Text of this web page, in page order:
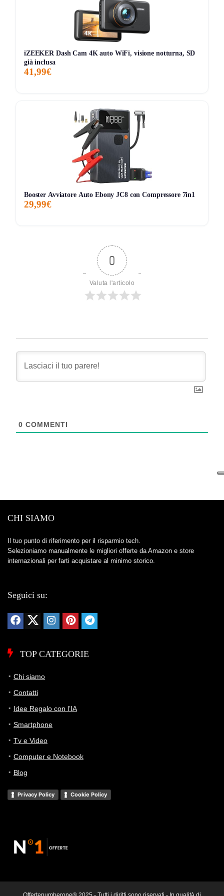
iZEEKER Dash Cam 4K auto WiFi, visione notturna, SD
già inclusa
41,99€
Booster Avviatore Auto Ebony JC8 con Compressore 7in1
29,99€
0
Valuta l'articolo
0 COMMENTI
CHI SIAMO
Il tuo punto di riferimento per il risparmio tech.
Selezioniamo manualmente le migliori offerte da Amazon e store
internazionali per farti acquistare al minimo storico.
Seguici su:
TOP CATEGORIE
Chi siamo
Contatti
Idee Regalo con l’IA
Smartphone
Tv e Video
Computer e Notebook
Blog
Privacy Policy Cookie Policy